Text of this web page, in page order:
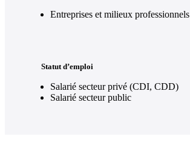
Entreprises et milieux professionnels
Statut d’emploi
Salarié secteur privé (CDI, CDD)
Salarié secteur public